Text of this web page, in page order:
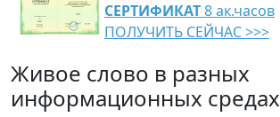
СЕРТИФИКАТ8 ак.часов
ПОЛУЧИТЬ СЕЙЧАС >>>
Живое слово в разных
информационных средах